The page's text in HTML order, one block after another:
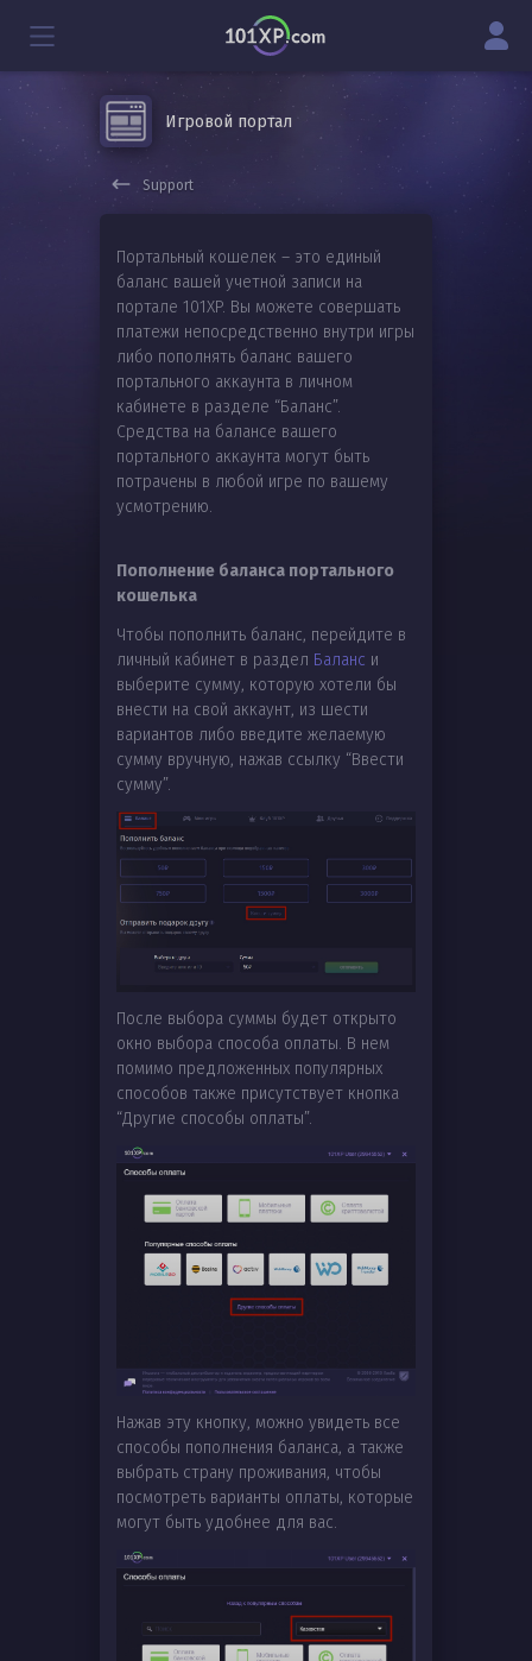
Игровой портал
Support
Портальный кошелек – это единый
баланс вашей учетной записи на
портале 101XP. Вы можете совершать
платежи непосредственно внутри игры
либо пополнять баланс вашего
портального аккаунта в личном
кабинете в разделе “Баланс”.
Средства на балансе вашего
портального аккаунта могут быть
потрачены в любой игре по вашему
усмотрению.
Пополнение баланса портального
кошелька
Чтобы пополнить баланс, перейдите в
личный кабинет в раздел Баланс и
выберите сумму, которую хотели бы
внести на свой аккаунт, из шести
вариантов либо введите желаемую
сумму вручную, нажав ссылку “Ввести
сумму”.
После выбора суммы будет открыто
окно выбора способа оплаты. В нем
помимо предложенных популярных
способов также присутствует кнопка
“Другие способы оплаты”.
Нажав эту кнопку, можно увидеть все
способы пополнения баланса, а также
выбрать страну проживания, чтобы
посмотреть варианты оплаты, которые
могут быть удобнее для вас.